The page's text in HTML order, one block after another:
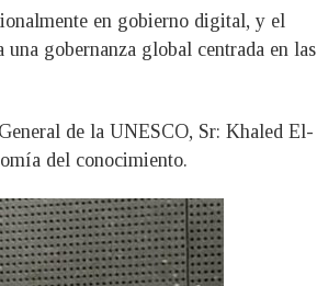
en gobierno digital, y el
gobernanza global centrada en las
de la UNESCO, Sr: Khaled El-
del conocimiento.